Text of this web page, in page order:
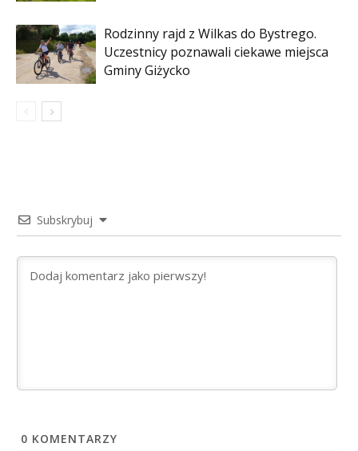
Rodzinny rajd z Wilkas do Bystrego.
Uczestnicy poznawali ciekawe miejsca
Gminy Giżycko
Subskrybuj
0 KOMENTARZY